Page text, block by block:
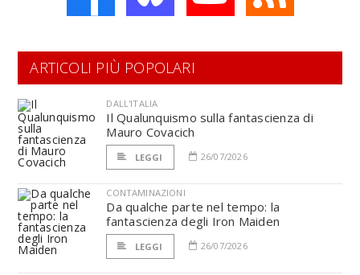
ARTICOLI PIÙ POPOLARI
DALL'ITALIA
Il Qualunquismo sulla fantascienza di
Mauro Covacich
LEGGI 26/07/2026
CONTAMINAZIONI
Da qualche parte nel tempo: la
fantascienza degli Iron Maiden
LEGGI 26/07/2026